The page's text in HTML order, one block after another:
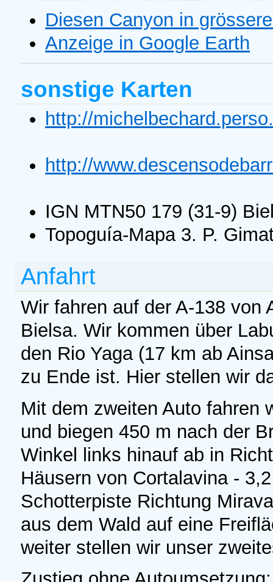
Diesen Canyon in
Anzeige in Google Earth
sonstige Karten
http://
http://
IGN MTN50 179 (31-9)
Topoguía-Mapa 3. P.
Anfahrt
Wir fahren auf der A-138 von
Bielsa. Wir kommen über
den Rio Yaga (17 km ab
zu Ende ist. Hier stellen wir
Mit dem zweiten Auto fahren
und biegen 450 m nach der
Winkel links hinauf ab in
Häusern von Cortalavina -
Schotterpiste Richtung
aus dem Wald auf eine
weiter stellen wir unser